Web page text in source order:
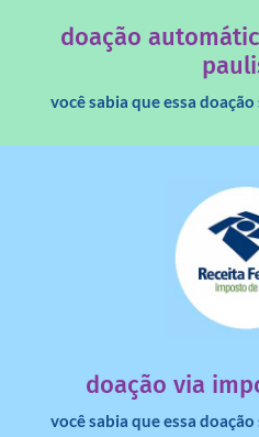
doação
você sabia que essa
doação via
você sabia que essa
dinheiro deixa de ir
saiba